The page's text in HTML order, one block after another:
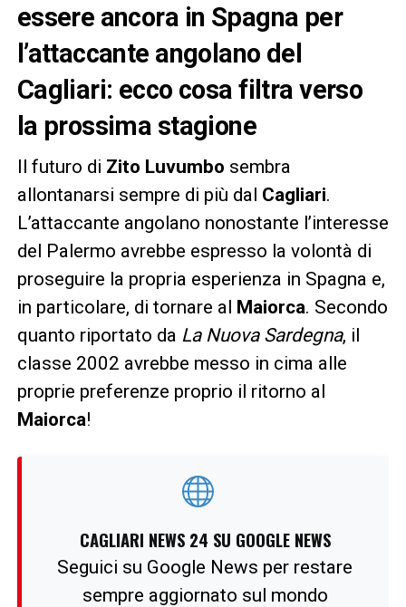
essere ancora in Spagna per
l’attaccante angolano del
Cagliari: ecco cosa filtra verso
la prossima stagione
Il futuro di Zito Luvumbo sembra
allontanarsi sempre di più dal Cagliari.
L’attaccante angolano nonostante l’interesse
del Palermo avrebbe espresso la volontà di
proseguire la propria esperienza in Spagna e,
in particolare, di tornare al Maiorca. Secondo
quanto riportato da La Nuova Sardegna, il
classe 2002 avrebbe messo in cima alle
proprie preferenze proprio il ritorno al
Maiorca!
CAGLIARI NEWS 24 SU GOOGLE NEWS
Seguici su Google News per restare
sempre aggiornato sul mondo